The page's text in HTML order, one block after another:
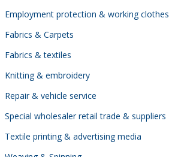
Employment protection & working clothes
Fabrics & Carpets
Fabrics & textiles
Knitting & embroidery
Repair & vehicle service
Special wholesaler retail trade & suppliers
Textile printing & advertising media